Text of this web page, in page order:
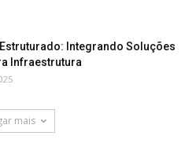
Integrando Soluções
Infraestrutura
mais